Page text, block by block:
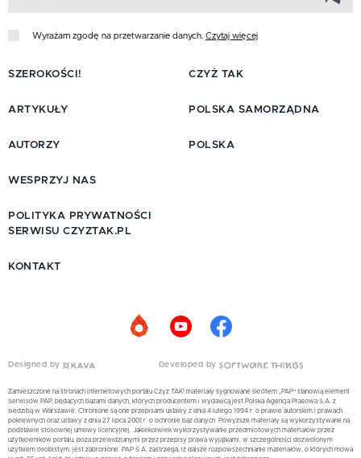
Wyrażam zgodę na przetwarzanie danych. Czytaj więcej
SZEROKOŚCI!
ARTYKUŁY
AUTORZY
CZYŻ TAK
POLSKA SAMORZĄDNA
POLSKA
WESPRZYJ NAS
POLITYKA PRYWATNOŚCI
SERWISU CZYZTAK.PL
KONTAKT
Designed by Developed by
Zamieszczone na stronach internetowych portalu Czyż TAK! materiały sygnowane skrótem „PAP” stanowią element
Serwisów PAP, będących bazami danych, których producentem i wydawcą jest Polska Agencja Prasowa S.A. z
siedzibą w Warszawie. Chronione są one przepisami ustawy z dnia 4 lutego 1994 r. o prawie autorskim i prawach
pokrewnych oraz ustawy z dnia 27 lipca 2001 r. o ochronie baz danych. Powyższe materiały są wykorzystywane na
podstawie stosownej umowy licencyjnej. Jakiekolwiek wykorzystywanie przedmiotowych materiałów przez
użytkowników portalu, poza przewidzianymi przez przepisy prawa wyjątkami, w szczególności dozwolonym
użytkiem osobistym, jest zabronione. PAP S.A. zastrzega, iż dalsze rozpowszechnianie materiałów, o których mowa